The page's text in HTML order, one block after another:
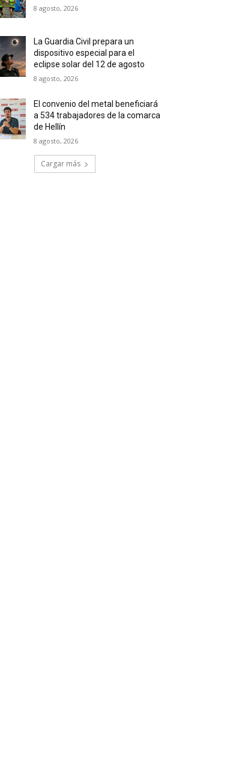
8 agosto, 2026
La Guardia Civil prepara un
dispositivo especial para el
eclipse solar del 12 de agosto
8 agosto, 2026
El convenio del metal beneficiará
a 534 trabajadores de la comarca
de Hellín
8 agosto, 2026
Cargar más